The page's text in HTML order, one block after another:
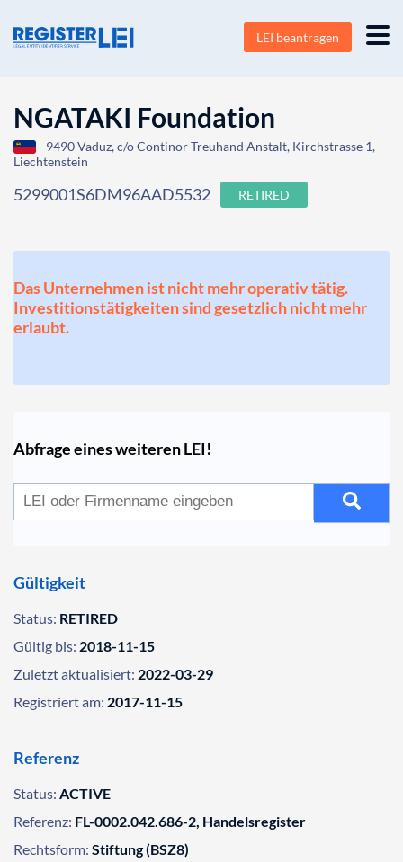
LEI beantragen
NGATAKI Foundation
9490 Vaduz, c/o Continor Treuhand Anstalt, Kirchstrasse 1,
Liechtenstein
5299001S6DM96AAD5532 RETIRED
Das Unternehmen ist nicht mehr operativ tätig.
Investitionstätigkeiten sind gesetzlich nicht mehr
erlaubt.
Abfrage eines weiteren LEI!
Gültigkeit
Status: RETIRED
Gültig bis: 2018-11-15
Zuletzt aktualisiert: 2022-03-29
Registriert am: 2017-11-15
Referenz
Status: ACTIVE
Referenz: FL-0002.042.686-2, Handelsregister
Rechtsform: Stiftung (BSZ8)